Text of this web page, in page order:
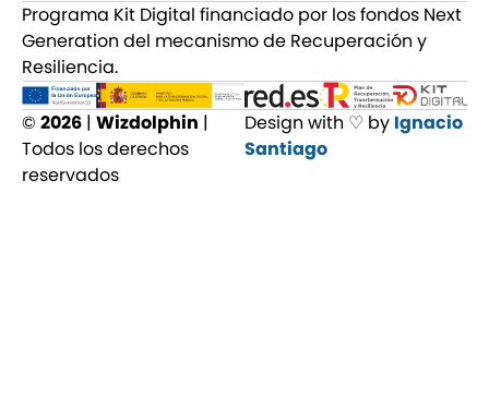
Programa Kit Digital financiado por los fondos Next
Generation del mecanismo de Recuperación y
Resiliencia.
© 2026 | Wizdolphin |
Todos los derechos
reservados
Design with ♡ by Ignacio
Santiago